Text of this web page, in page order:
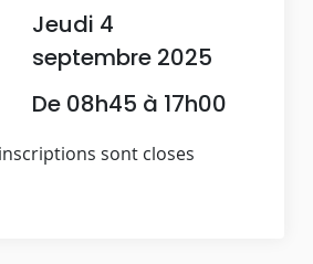
Jeudi 4
septembre 2025
De 08h45 à 17h00
sont closes